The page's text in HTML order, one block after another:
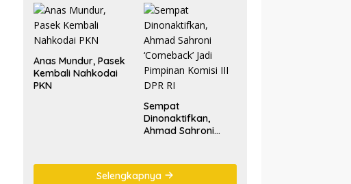
Jadi Perhatian
Publik di Rakerwil
NasDem
Anas Mundur, Pasek
Kembali Nahkodai
PKN
Sempat
Dinonaktifkan,
Ahmad Sahroni
DPR RI
Selengkapnya